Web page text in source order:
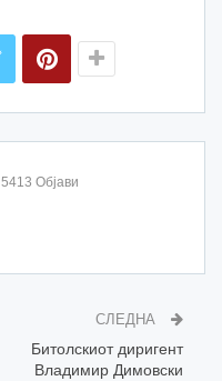
5413 Објави
СЛЕДНА
Битолскиот диригент
Владимир Димовски